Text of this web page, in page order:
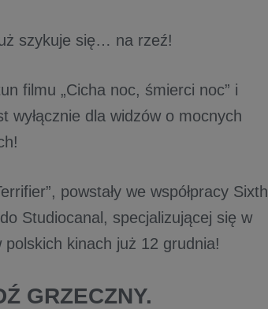
szykuje się… na rzeź!
filmu „Cicha noc, śmierci noc” i
wyłącznie dla widzów o mocnych
powstały we współpracy Sixth
Studiocanal, specjalizującej się w
kinach już 12 grudnia!
GRZECZNY.